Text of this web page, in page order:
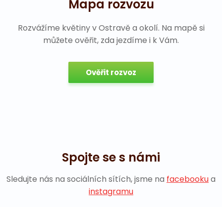
Mapa rozvozu
Rozvážíme květiny v Ostravě a okolí. Na mapě si
můžete ověřit, zda jezdíme i k Vám.
Ověřit rozvoz
Spojte se s námi
Sledujte nás na sociálních sítích, jsme na facebookua
instagramu